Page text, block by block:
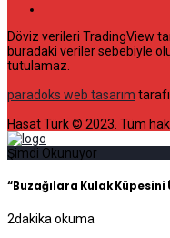
Döviz verileri TradingView
buradaki veriler sebebiyle
tutulamaz.
paradoks web tasarım
Hasat Türk © 2023. Tüm
Şimdi Okunuyor
“Buzağılara Kulak
2dakika okuma